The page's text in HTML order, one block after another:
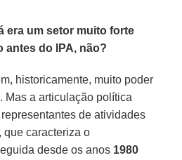
era um setor muito forte
antes do IPA, não?
historicamente, muito poder
Mas a articulação política
de atividades
que caracteriza o
desde os anos 1980